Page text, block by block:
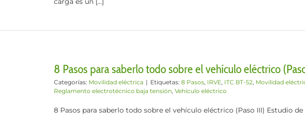
8 Pasos para saberlo todo sobre el vehículo eléctrico
Categorías: Movilidad eléctrica | Etiquetas: 8 Pasos, IRVE, ITC BT-52, Movilidad
Reglamento electrotécnico baja tensión, Vehículo eléctrico
8 Pasos para saberlo todo sobre el vehículo eléctrico (Paso III) Estudio